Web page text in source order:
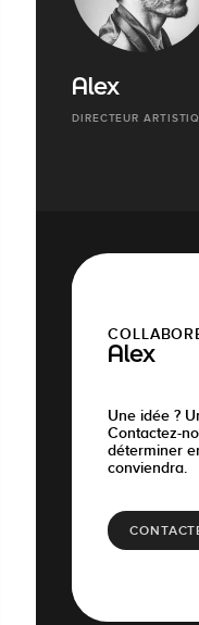
Alex
DIRECTEUR
Alex
Une idée ?
Contactez-
déterminer
conviendra.